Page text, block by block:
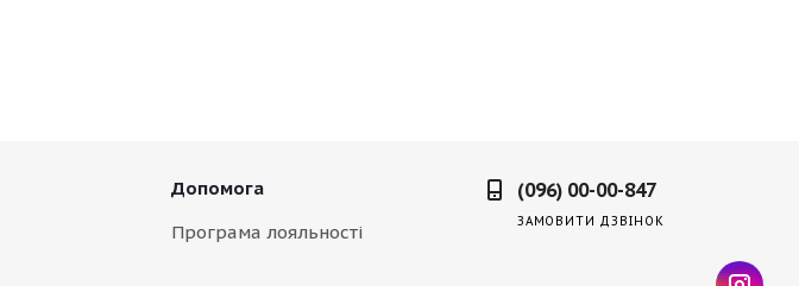
Допомога
Програма лояльності
(096) 00-00-847
ЗАМОВИТИ ДЗВІНОК